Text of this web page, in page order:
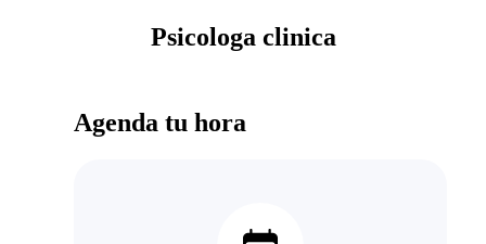
Psicologa clinica
Agenda tu hora